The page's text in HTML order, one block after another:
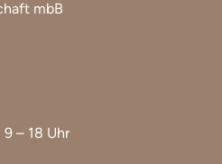
mbB
– 18 Uhr